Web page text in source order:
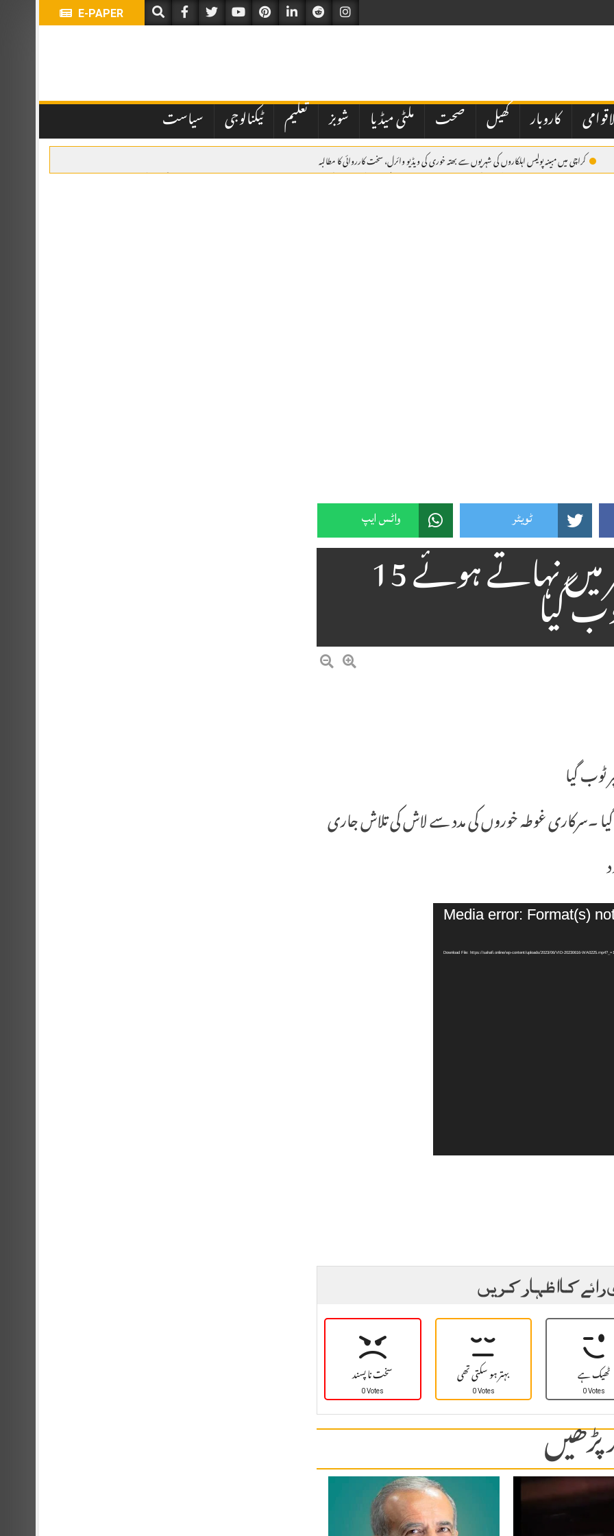
E-PAPER
کاروبار کھیل صحت ملٹی میڈیا شوبز تعلیم ٹیکنالوجی سیاست
کراچی میں مبینہ پولیس اہلکاروں کی شہریوں سے بھتہ خوری کی ویڈیو وائرل، سخت کارروائی کا مطالبہ
ٹویٹر واٹس ایپ
سیہون شریف اڑل نہر میں نہاتے ہوئے 15 گیا
۔سرکاری غوطہ خوروں کی مدد سے لاش کی تلاش جاری
Media error: Format(s)
Download File: https://sahafi.online/wp-content/uploads/2023/06/VID-20230616-WA0225.mp4?_=1
کا اظہار کریں
سخت نا پسند
0 Votes بہتر ہو سکتی تھی
0 Votes ٹھیک ہے
0 Votes